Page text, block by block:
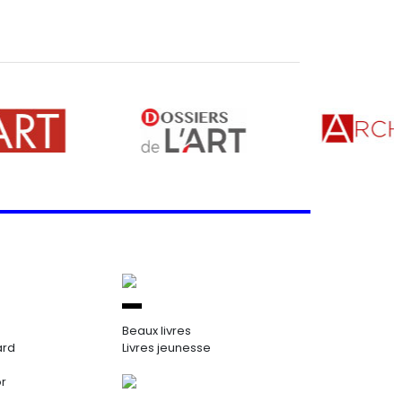
Beaux livres
Livres jeunesse